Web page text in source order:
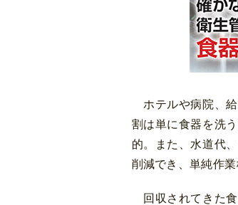
ホテルや病院、給
割は単に食器を洗
的。また、水道代
削減でき、単純作
回収されてきた食